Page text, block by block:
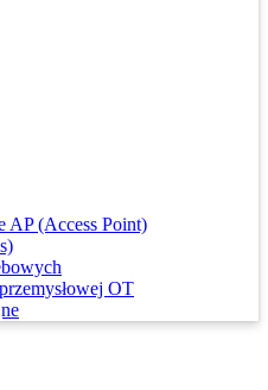
AP (Access Point)
OT